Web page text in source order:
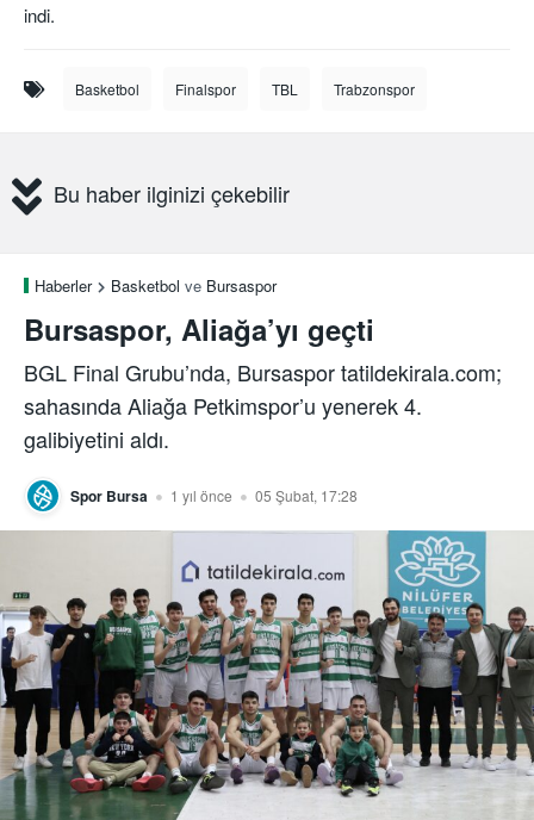
indi.
Basketbol Finalspor TBL Trabzonspor
Bu haber ilginizi çekebilir
Haberler Basketbol ve Bursaspor
Bursaspor, Aliağa’yı geçti
BGL Final Grubu’nda, Bursaspor tatildekirala.com;
sahasında Aliağa Petkimspor’u yenerek 4.
galibiyetini aldı.
Spor Bursa 1 yıl önce 05 Şubat, 17:28